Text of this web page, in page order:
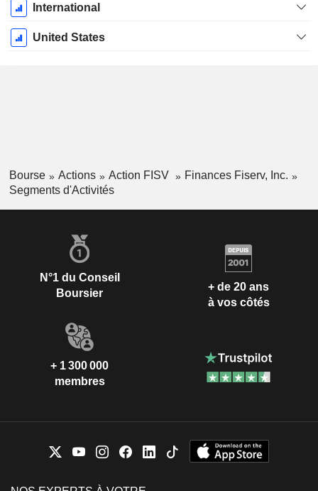
Décembre
International
United States
Bourse Actions Action FISV
Finances Fiserv, Inc.
Segments d'Activités
N°1 du Conseil
Boursier
+ de 20 ans
à vos côtés
+ 1 300 000
membres